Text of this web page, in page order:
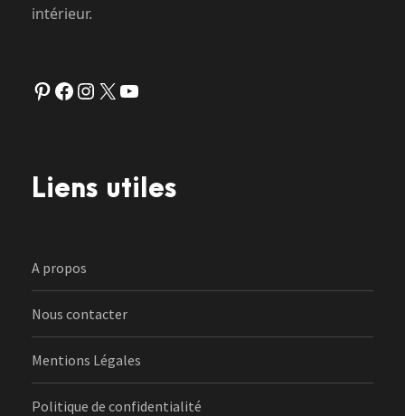
intérieur.
Pinterest Facebook Instagram X YouTube
Liens utiles
A propos
Nous contacter
Mentions Légales
Politique de confidentialité